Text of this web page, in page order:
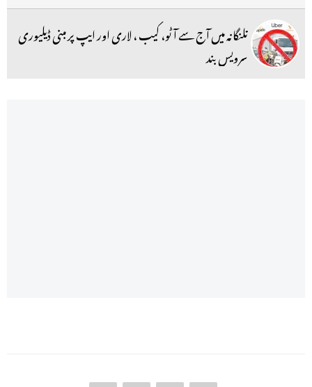
تلنگانہ میں آج سے آٹو، کیب ، لاری اور ایپ پر مبنی ڈیلیوری
سرویس بند